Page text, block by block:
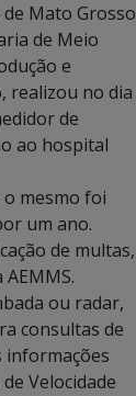
Mato Grosso
de Meio
e
realizou no dia
de
ao hospital
o mesmo foi
um ano.
de multas,
ou radar,
consultas de
informações
Velocidade